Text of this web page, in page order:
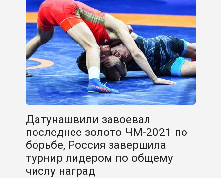
Датунашвили завоевал
последнее золото ЧМ-2021 по
борьбе, Россия завершила
турнир лидером по общему
числу наград